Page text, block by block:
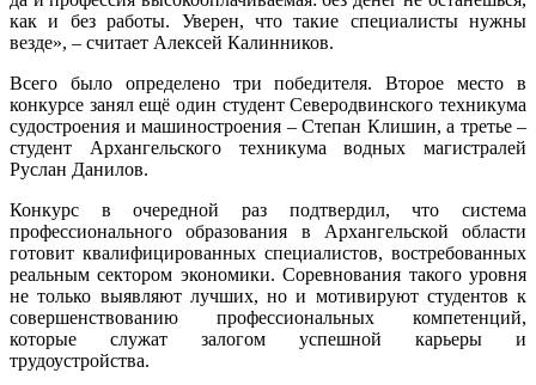
как и без работы. Уверен, что такие специалисты нужны
везде», – считает Алексей Калинников.
Всего было определено три победителя. Второе место в
конкурсе занял ещё один студент Северодвинского техникума
судостроения и машиностроения – Степан Клишин, а третье –
студент Архангельского техникума водных магистралей
Руслан Данилов.
Конкурс в очередной раз подтвердил, что система
профессионального образования в Архангельской области
готовит квалифицированных специалистов, востребованных
реальным сектором экономики. Соревнования такого уровня
не только выявляют лучших, но и мотивируют студентов к
совершенствованию профессиональных компетенций,
которые служат залогом успешной карьеры и
трудоустройства.